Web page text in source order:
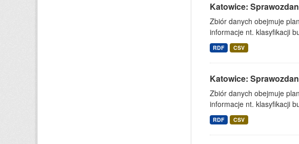
Katowice:
Zbiór danych obejmuje
informacje nt. klasyfikacji
RDF CSV
Katowice:
Zbiór danych obejmuje
informacje nt. klasyfikacji
RDF CSV